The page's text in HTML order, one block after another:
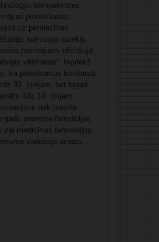
kompetences
pieteikšanās
uz pētniecības
komisijas locekļu
paziņojums oficiālajā
vēstnesis”. Iepriekš
ka pieteikumus konkursā
30. jūnijam, bet tagad
līdz 14. jūlijam.
tiek prasīta
gadu pieredze farmācijas,
vai medicīnas tehnoloģiju
vadošajā amatā, ...